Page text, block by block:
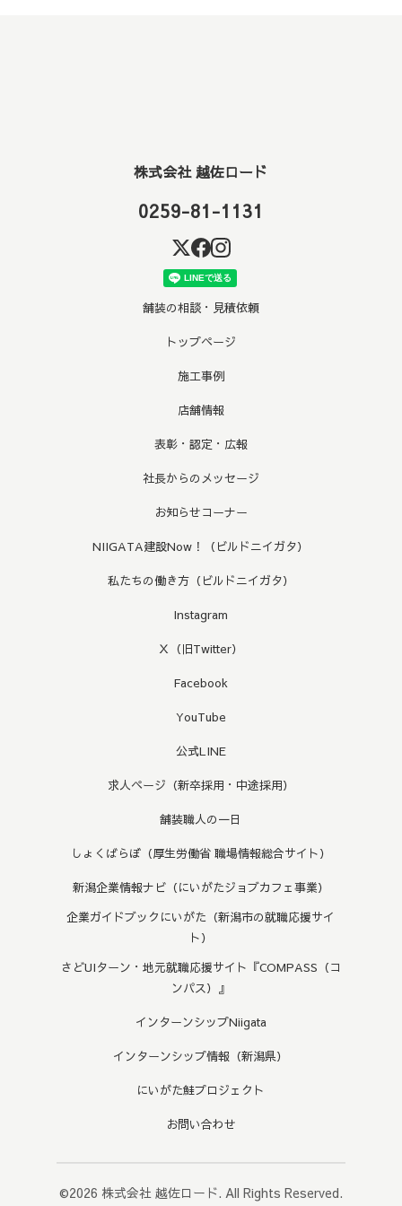
株式会社 越佐ロード
0259-81-1131
舗装の相談・見積依頼
トップページ
施工事例
店舗情報
表彰・認定・広報
社長からのメッセージ
お知らせコーナー
NIIGATA建設Now！（ビルドニイガタ）
私たちの働き方（ビルドニイガタ）
Instagram
Ｘ（旧Twitter）
Facebook
YouTube
公式LINE
求人ページ（新卒採用・中途採用）
舗装職人の一日
しょくばらぼ（厚生労働省 職場情報総合サイト）
新潟企業情報ナビ（にいがたジョブカフェ事業）
企業ガイドブックにいがた（新潟市の就職応援サイ
ト）
さどUIターン・地元就職応援サイト『COMPASS（コ
ンパス）』
インターンシップNiigata
インターンシップ情報（新潟県）
にいがた鮭プロジェクト
お問い合わせ
©2026 株式会社 越佐ロード. All Rights Reserved.